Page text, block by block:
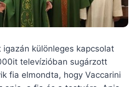
különleges kapcsolat
televízióban sugárzott
fia elmondta, hogy Vaccarini